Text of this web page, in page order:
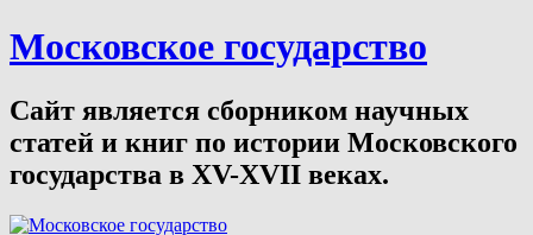
Московское государство
Сайт является сборником научных
статей и книг по истории Московского
государства в XV-XVII веках.